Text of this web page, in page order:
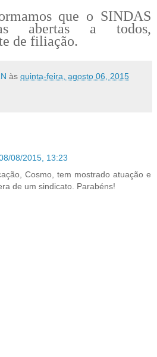
que o SINDAS
abertas a todos,
de filiação.
às quinta-feira, agosto 06, 2015
08/2015, 13:23
Cosmo, tem mostrado atuação e
de um sindicato. Parabéns!